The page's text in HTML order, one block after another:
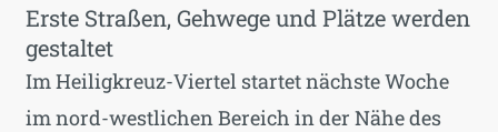
Erste Straßen, Gehwege und Plätze werden
gestaltet
Im Heiligkreuz-Viertel startet nächste Woche
im nord-westlichen Bereich in der Nähe des